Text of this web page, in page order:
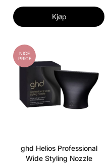
Kjøp
NICE
PRICE
ghd Helios Professional
Wide Styling Nozzle